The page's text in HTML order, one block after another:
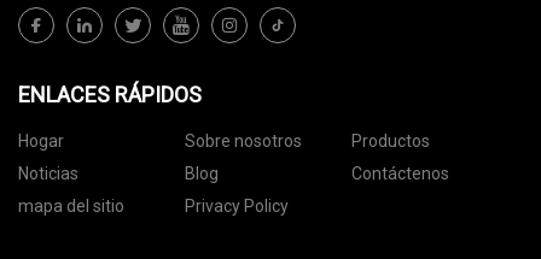
ENLACES RÁPIDOS
Hogar Sobre nosotros
Productos
Noticias
Blog
Contáctenos
mapa del sitio
Privacy Policy